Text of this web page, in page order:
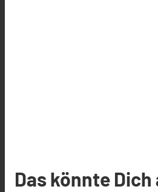
Das könnte Dich